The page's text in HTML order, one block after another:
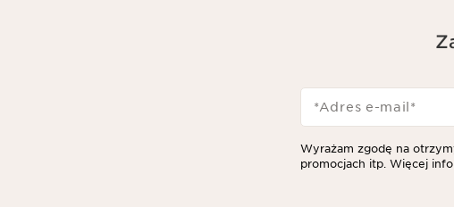
*Adres e-mail *
Wyrażam zgodę na
promocjach itp. Więcej